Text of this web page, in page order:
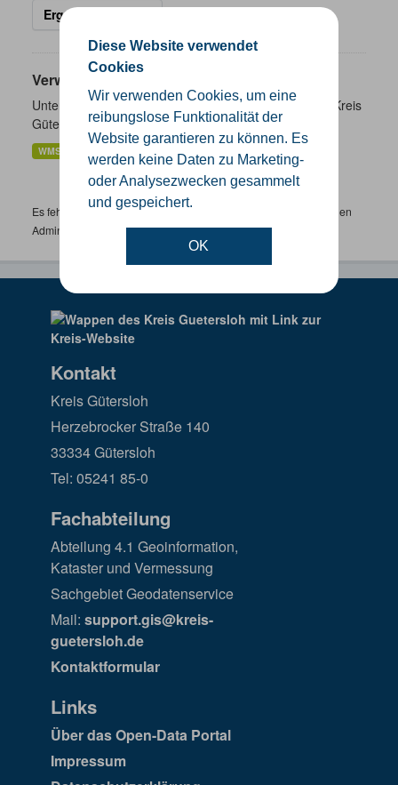
Diese Website verwendet
Cookies
Wir verwenden Cookies, um eine
reibungslose Funktionalität der
Website garantieren zu können. Es
werden keine Daten zu Marketing-
oder Analysezwecken gesammelt
und gespeichert.
OK
Ergebnisse filtern
Verwaltungsgrenzen
Unterschiedliche Ebenen der Verwaltungsgrenzen im Kreis
Gütersloh
WMS GeoJSON KML
Es fehlen spezifische Datensätze? Wenden Sie sich bitte an einen
Administrator unter:support.gis@kreis-guetersloh.de
Kontakt
Kreis Gütersloh
Herzebrocker Straße 140
33334 Gütersloh
Tel: 05241 85-0
Fachabteilung
Abteilung 4.1 Geoinformation,
Kataster und Vermessung
Sachgebiet Geodatenservice
Mail: support.gis@kreis-
guetersloh.de
Kontaktformular
Links
Über das Open-Data Portal
Impressum